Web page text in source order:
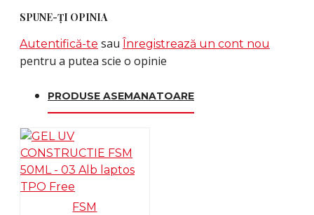
SPUNE-ŢI OPINIA
Autentifică-te sau Înregistrează un cont nou
pentru a putea scie o opinie
PRODUSE ASEMANATOARE
FSM